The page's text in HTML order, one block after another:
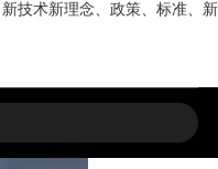
技术新理念、政策、标准、新